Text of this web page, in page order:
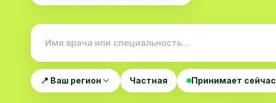
📍 Ваш регион Частная Принимает сейчас